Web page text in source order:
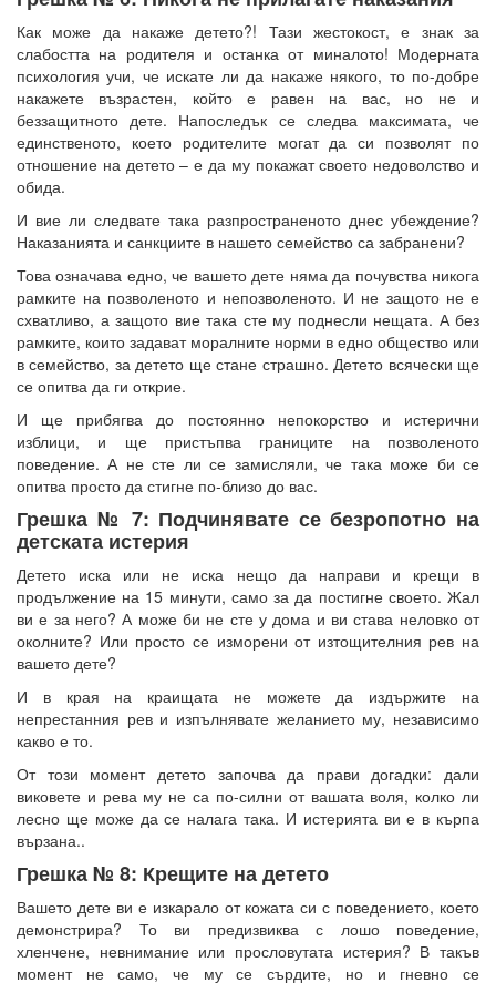
Как може да накаже детето?! Тази жестокост, е знак за
слабостта на родителя и останка от миналото! Модерната
психология учи, че искате ли да накаже някого, то по-добре
накажете възрастен, който е равен на вас, но не и
беззащитното дете. Напоследък се следва максимата, че
единственото, което родителите могат да си позволят по
отношение на детето – е да му покажат своето недоволство и
обида.
И вие ли следвате така разпространеното днес убеждение?
Наказанията и санкциите в нашето семейство са забранени?
Това означава едно, че вашето дете няма да почувства никога
рамките на позволеното и непозволеното. И не защото не е
схватливо, а защото вие така сте му поднесли нещата. А без
рамките, които задават моралните норми в едно общество или
в семейство, за детето ще стане страшно. Детето всячески ще
се опитва да ги открие.
И ще прибягва до постоянно непокорство и истерични
изблици, и ще пристъпва границите на позволеното
поведение. А не сте ли се замисляли, че така може би се
опитва просто да стигне по-близо до вас.
Грешка № 7: Подчинявате се безропотно на
детската истерия
Детето иска или не иска нещо да направи и крещи в
продължение на 15 минути, само за да постигне своето. Жал
ви е за него? А може би не сте у дома и ви става неловко от
околните? Или просто се изморени от изтощителния рев на
вашето дете?
И в края на краищата не можете да издържите на
непрестанния рев и изпълнявате желанието му, независимо
какво е то.
От този момент детето започва да прави догадки: дали
виковете и рева му не са по-силни от вашата воля, колко ли
лесно ще може да се налага така. И истерията ви е в кърпа
вързана..
Грешка № 8: Крещите на детето
Вашето дете ви е изкарало от кожата си с поведението, което
демонстрира? То ви предизвиква с лошо поведение,
хленчене, невнимание или прословутата истерия? В такъв
момент не само, че му се сърдите, но и гневно се